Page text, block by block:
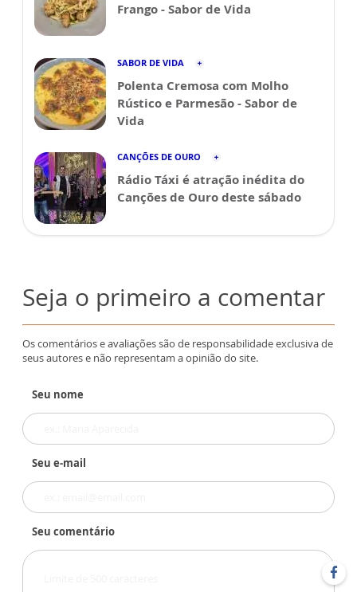
Frango - Sabor de Vida
SABOR DE VIDA
Polenta Cremosa com Molho
Rústico e Parmesão - Sabor de
Vida
CANÇÕES DE OURO
Rádio Táxi é atração inédita do
Canções de Ouro deste sábado
Seja o primeiro a comentar
Os comentários e avaliações são de responsabilidade exclusiva de
seus autores e não representam a opinião do site.
Seu nome
Seu e-mail
Seu comentário